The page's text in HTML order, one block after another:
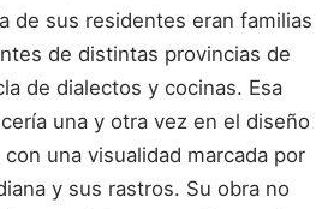
de sus residentes eran familias
de distintas provincias de
de dialectos y cocinas. Esa
una y otra vez en el diseño
una visualidad marcada por
y sus rastros. Su obra no